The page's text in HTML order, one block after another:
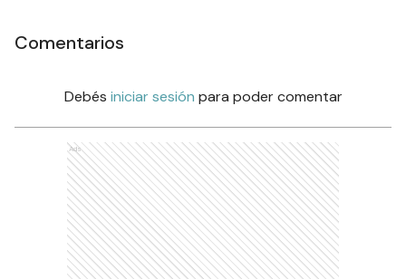
Comentarios
Debés iniciar sesión para poder comentar
Ads